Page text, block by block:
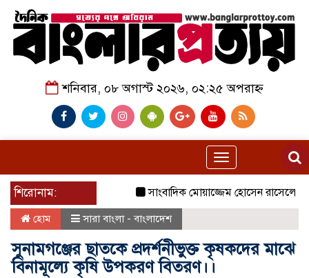
শনিবার, ০৮ অগাস্ট ২০২৬, ০২:২৫ অপরাহ্ন
Toggle
navigation
শিরোনাম:
সাংবাদিক মোয়াজ্জেম হোসেন রাসেলের
হোম সারা বাংলা - বাংলাদেশ
সুনামগঞ্জের ছাতকে প্রদর্শনীভুক্ত কৃষকদের মাঝে
বিনামূল্যে কৃষি উপকরণ বিতরণ।।